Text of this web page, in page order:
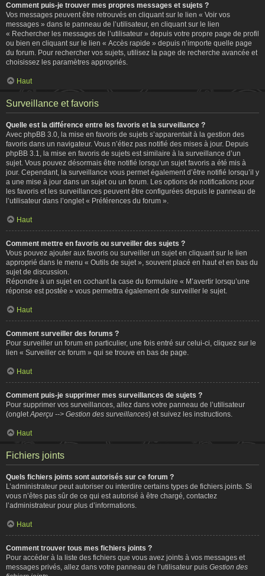
Comment puis-je trouver mes propres messages et sujets ?
Vos messages peuvent être retrouvés en cliquant sur le lien « Voir vos
messages » dans le panneau de l’utilisateur, en cliquant sur le lien
« Rechercher les messages de l’utilisateur » depuis votre propre page de profil
ou bien en cliquant sur le lien « Accès rapide » depuis n’importe quelle page
du forum. Pour rechercher vos sujets, utilisez la page de recherche avancée et
choisissez les paramètres appropriés.
Haut
Surveillance et favoris
Quelle est la différence entre les favoris et la surveillance ?
Avec phpBB 3.0, la mise en favoris de sujets s’apparentait à la gestion des
favoris dans un navigateur. Vous n’étiez pas notifié des mises à jour. Depuis
phpBB 3.1, la mise en favoris de sujets est similaire à la surveillance d’un
sujet. Vous pouvez désormais être notifié lorsqu’un sujet favoris a été mis à
jour. Cependant, la surveillance vous permet également d’être notifié lorsqu’il y
a une mise à jour dans un sujet ou un forum. Les options de notifications pour
les favoris et les surveillances peuvent être configurées depuis le panneau de
l’utilisateur dans l’onglet « Préférences du forum ».
Haut
Comment mettre en favoris ou surveiller des sujets ?
Vous pouvez ajouter aux favoris ou surveiller un sujet en cliquant sur le lien
approprié dans le menu « Outils de sujet », souvent placé en haut et en bas du
sujet de discussion.
Répondre à un sujet en cochant la case du formulaire « M’avertir lorsqu’une
réponse est postée » vous permettra également de surveiller le sujet.
Haut
Comment surveiller des forums ?
Pour surveiller un forum en particulier, une fois entré sur celui-ci, cliquez sur le
lien « Surveiller ce forum » qui se trouve en bas de page.
Haut
Comment puis-je supprimer mes surveillances de sujets ?
Pour supprimer vos surveillances, allez dans votre panneau de l’utilisateur
(onglet Aperçu --> Gestion des surveillances) et suivez les instructions.
Haut
Fichiers joints
Quels fichiers joints sont autorisés sur ce forum ?
L’administrateur peut autoriser ou interdire certains types de fichiers joints. Si
vous n’êtes pas sûr de ce qui est autorisé à être chargé, contactez
l’administrateur pour plus d’informations.
Haut
Comment trouver tous mes fichiers joints ?
Pour accéder à la liste des fichiers que vous avez joints à vos messages et
messages privés, allez dans votre panneau de l’utilisateur puis Gestion des